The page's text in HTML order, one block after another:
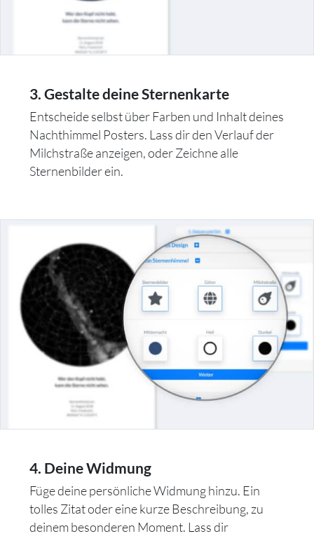
3. Gestalte deine Sternenkarte
Entscheide selbst über Farben und Inhalt deines
Nachthimmel Posters. Lass dir den Verlauf der
Milchstraße anzeigen, oder Zeichne alle
Sternenbilder ein.
4. Deine Widmung
Füge deine persönliche Widmung hinzu. Ein
tolles Zitat oder eine kurze Beschreibung, zu
deinem besonderen Moment. Lass dir